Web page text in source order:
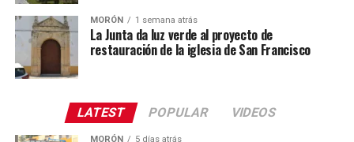
MORÓN 1 semana atrás
La Junta da luz verde al proyecto de
restauración de la iglesia de San Francisco
LATEST POPULAR VIDEOS
MORÓN 5 días atrás